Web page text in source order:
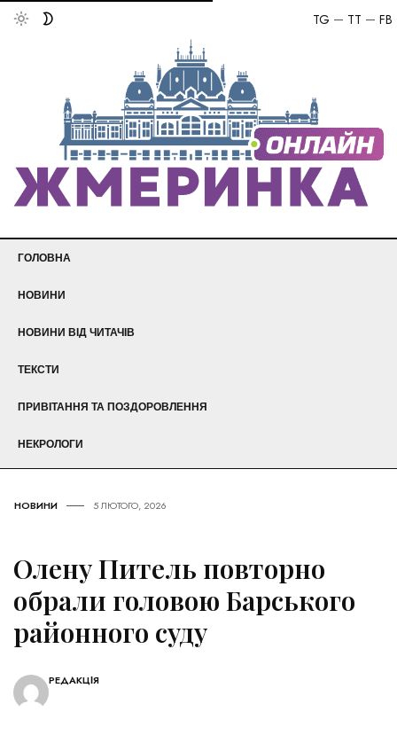
FB
TT
TG
ГОЛОВНА
НОВИНИ
НОВИНИ ВІД ЧИТАЧІВ
ТЕКСТИ
ПРИВІТАННЯ ТА ПОЗДОРОВЛЕННЯ
НЕКРОЛОГИ
НОВИНИ 5 ЛЮТОГО, 2026
Олену Питель повторно
обрали головою Барського
районного суду
РЕДАКЦІЯ